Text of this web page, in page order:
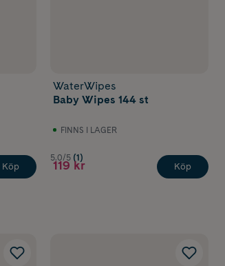
Köp
WaterWipes
Baby Wipes 144 st
FINNS I LAGER
5.0/5 (1)
119 kr Köp